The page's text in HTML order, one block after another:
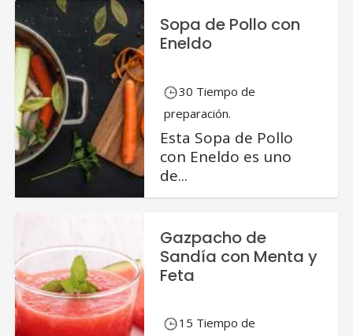
Sopa de Pollo con
Eneldo
30 Tiempo de
preparación.
Esta Sopa de Pollo
con Eneldo es uno
de...
Gazpacho de
Sandía con Menta y
Feta
15 Tiempo de